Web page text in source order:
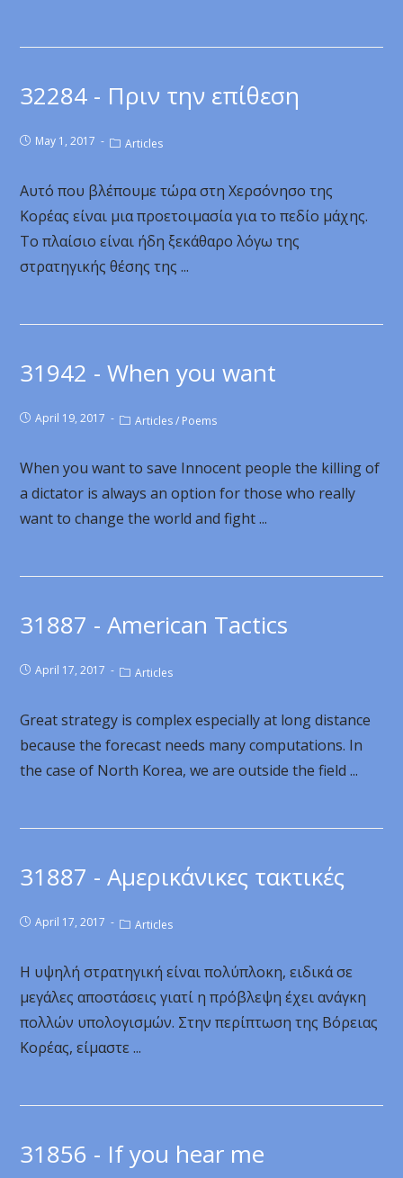
32284 - Πριν την επίθεση
May 1, 2017 Articles
Αυτό που βλέπουμε τώρα στη Χερσόνησο της
Κορέας είναι μια προετοιμασία για το πεδίο μάχης.
Το πλαίσιο είναι ήδη ξεκάθαρο λόγω της
στρατηγικής θέσης της ...
31942 - When you want
April 19, 2017 Articles / Poems
When you want to save Innocent people the killing of
a dictator is always an option for those who really
want to change the world and fight ...
31887 - American Tactics
April 17, 2017 Articles
Great strategy is complex especially at long distance
because the forecast needs many computations. In
the case of North Korea, we are outside the field ...
31887 - Αμερικάνικες τακτικές
April 17, 2017 Articles
Η υψηλή στρατηγική είναι πολύπλοκη, ειδικά σε
μεγάλες αποστάσεις γιατί η πρόβλεψη έχει ανάγκη
πολλών υπολογισμών. Στην περίπτωση της Βόρειας
Κορέας, είμαστε ...
31856 - If you hear me